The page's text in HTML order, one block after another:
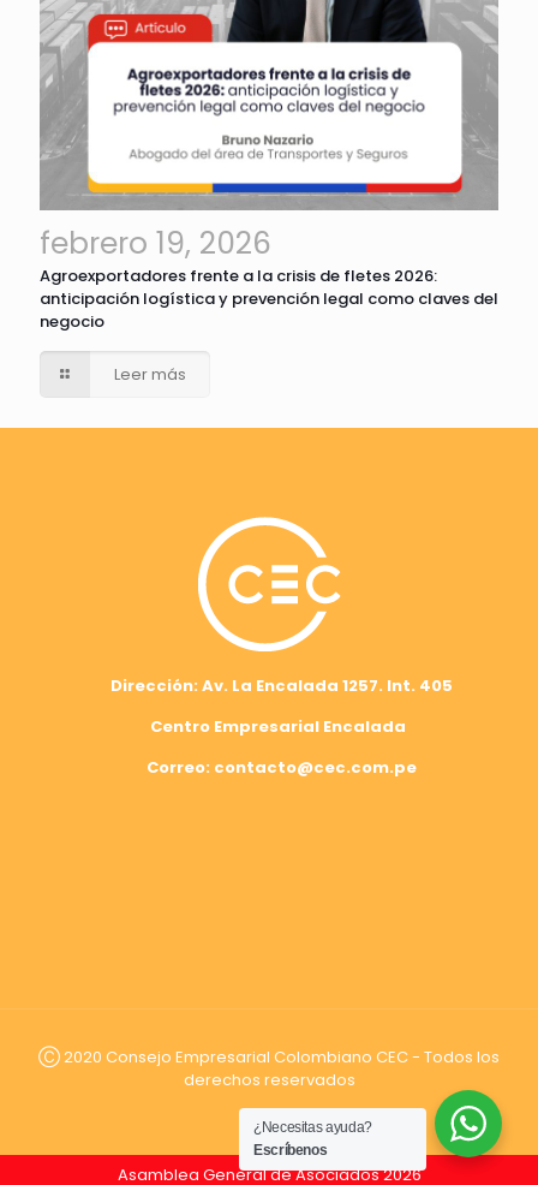
febrero 19, 2026
Agroexportadores frente a la crisis de fletes 2026:
anticipación logística y prevención legal como claves del
negocio
Leer más
Dirección: Av. La Encalada 1257. Int. 405
Centro Empresarial Encalada
Correo: contacto@cec.com.pe
Ⓒ 2020 Consejo Empresarial Colombiano CEC - Todos los
derechos reservados
¿Necesitas ayuda?
Escríbenos